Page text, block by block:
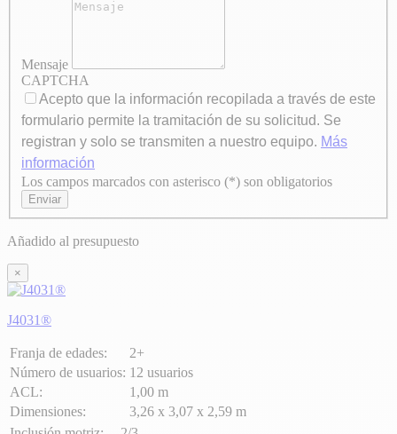
Mensaje
CAPTCHA
Acepto que la información recopilada a través de este
formulario permite la tramitación de su solicitud. Se
registran y solo se transmiten a nuestro equipo. Más
información
Axeptio consent
Los campos marcados con asterisco (*) son obligatorios
Enviar
Añadido al presupuesto
×
J4031®
Franja de edades:
2+
Número de usuarios: 12 usuarios
ACL:
1,00 m
Dimensiones:
3,26 x 3,07 x 2,59 m